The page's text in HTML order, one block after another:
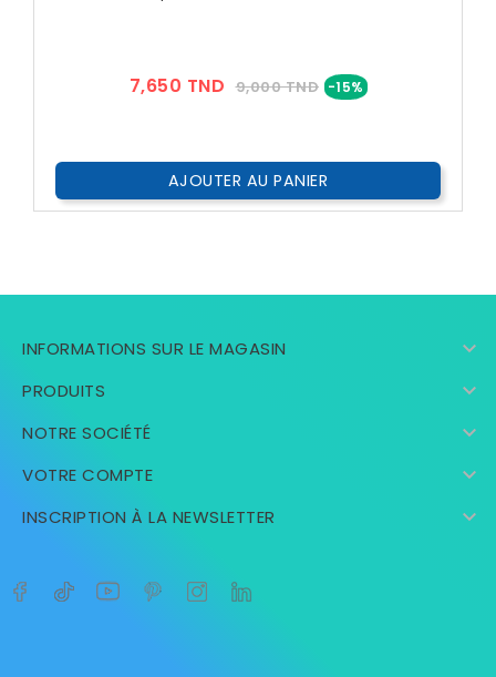
7,650 TND Prix
9,000 TND -15% Prix
AJOUTER AU PANIER
INFORMATIONS SUR LE MAGASIN 
PRODUITS 
NOTRE SOCIÉTÉ 
VOTRE COMPTE 
INSCRIPTION À LA NEWSLETTER 